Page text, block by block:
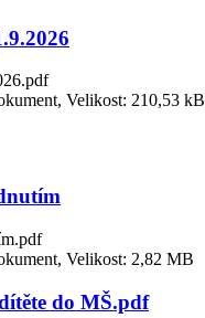
Velikost: 210,53 kB
Velikost: 2,82 MB
do MŠ.pdf